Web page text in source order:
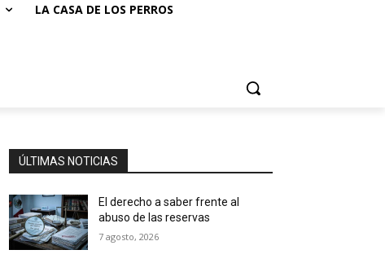
LA CASA DE LOS PERROS
ÚLTIMAS NOTICIAS
El derecho a saber frente al
abuso de las reservas
7 agosto, 2026